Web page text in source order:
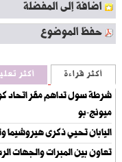
اضافة إلى المفضلة
حفظ الموضوع
أكثر قراءة أكثر
شرطة سول تداهم مقر اتحاد
ميونج-بو
اليابان تحيي ذكرى هيروشيما
تعاون بين المبرات والجهات